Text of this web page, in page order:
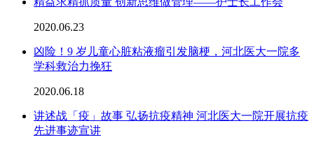
2020.06.23
凶险！9 岁儿童心脏粘液瘤引发脑梗，河北医大一院多
学科救治力挽狂
2020.06.18
讲述战「疫」故事 弘扬抗疫精神 河北医大一院开展抗疫
先进事迹宣讲